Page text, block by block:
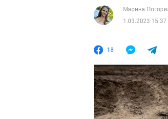
Марина
1.03.2023 15:37
18